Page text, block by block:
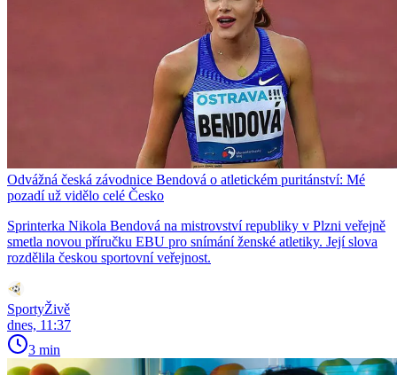
Odvážná česká závodnice Bendová o atletickém puritánství: Mé
pozadí už vidělo celé Česko
Sprinterka Nikola Bendová na mistrovství republiky v Plzni veřejně
smetla novou příručku EBU pro snímání ženské atletiky. Její slova
rozdělila českou sportovní veřejnost.
SportyŽivě
dnes, 11:37
3 min